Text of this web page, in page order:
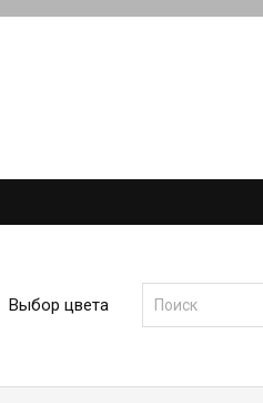
Выбор цвета